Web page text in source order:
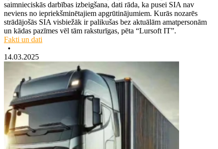
saimnieciskās darbības izbeigšana, dati rāda, ka pusei SIA nav
neviens no iepriekšminētajiem apgrūtinājumiem. Kurās nozarēs
strādājošās SIA visbiežāk ir palikušas bez aktuālām amatpersonām
un kādas pazīmes vēl tām raksturīgas, pēta “Lursoft IT”.
Fakti un dati
•
14.03.2025